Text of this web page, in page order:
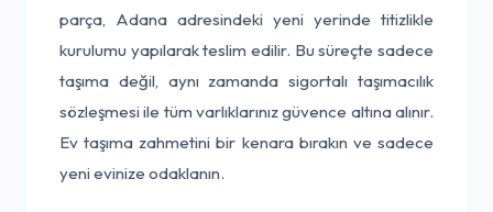
parça, Adana adresindeki yeni yerinde titizlikle
kurulumu yapılarak teslim edilir. Bu süreçte sadece
taşıma değil, aynı zamanda sigortalı taşımacılık
sözleşmesi ile tüm varlıklarınız güvence altına alınır.
Ev taşıma zahmetini bir kenara bırakın ve sadece
yeni evinize odaklanın.